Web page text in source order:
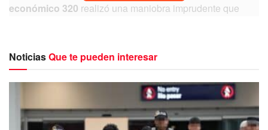
económico 320 realizó una maniobra imprudente que
NoticiasQue te pueden interesar